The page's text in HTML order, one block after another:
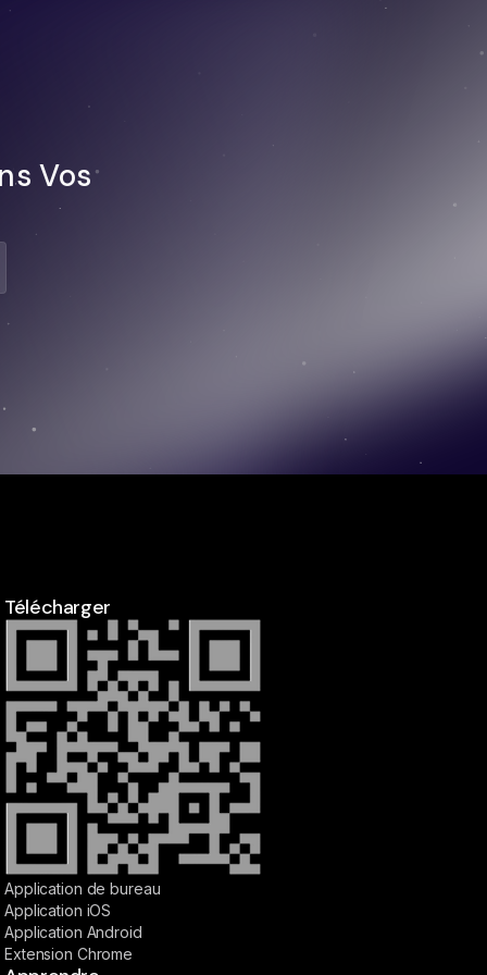
Vos
Télécharger
Application de bureau
Application iOS
Application Android
Extension Chrome